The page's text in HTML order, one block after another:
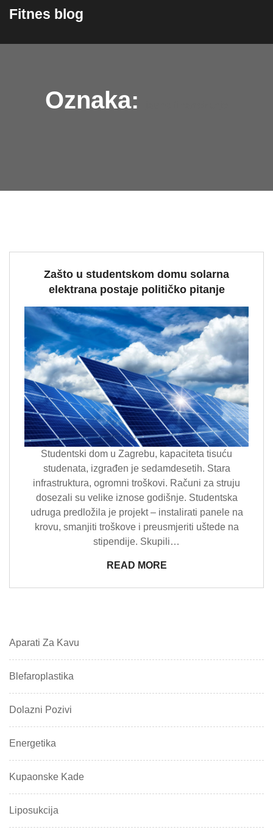
Fitnes blog
Oznaka:
Zašto u studentskom domu solarna
elektrana postaje političko pitanje
Studentski dom u Zagrebu, kapaciteta tisuću
studenata, izgrađen je sedamdesetih. Stara
infrastruktura, ogromni troškovi. Računi za struju
dosezali su velike iznose godišnje. Studentska
udruga predložila je projekt – instalirati panele na
krovu, smanjiti troškove i preusmjeriti uštede na
stipendije. Skupili…
READ MORE
Aparati Za Kavu
Blefaroplastika
Dolazni Pozivi
Energetika
Kupaonske Kade
Liposukcija